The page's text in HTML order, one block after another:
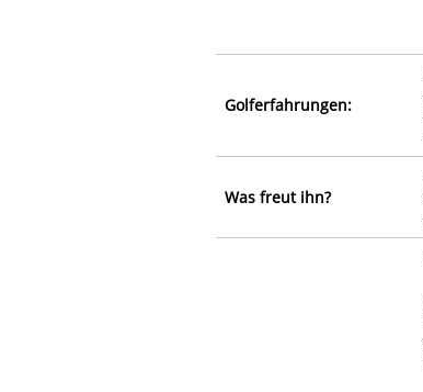
Golferfahrungen:
Was freut ihn?